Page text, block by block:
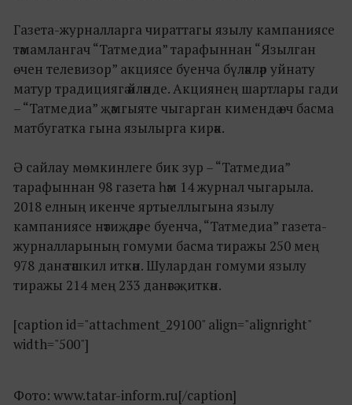
Газета-журналларга чираттагы язылу кампаниясе
тәмамлангач “Татмедиа” тарафыннан “Язылган
өчен телевизор” акциясе буенча бүләкләр уйнату
матур традициягә әйләнде. Акциянең шартлары гади
– “Татмедиа” җәмгыяте чыгарган кимендә өч басма
матбугатка гына язылырга кирәк.
Ә сайлау мөмкинлеге бик зур – “Татмедиа”
тарафыннан 98 газета һәм 14 журнал чыгарыла.
2018 елның икенче яртыеллыгына язылу
кампаниясе нәтиҗәләре буенча, “Татмедиа” газета-
журналларының гомуми басма тиражы 250 мең
978 данә тәшкил иткән. Шулардан гомуми язылу
тиражы 214 мең 233 данәгә җиткән.
[caption id="attachment_29100" align="alignright"
width="500"]
Фото: www.tatar-inform.ru[/caption]